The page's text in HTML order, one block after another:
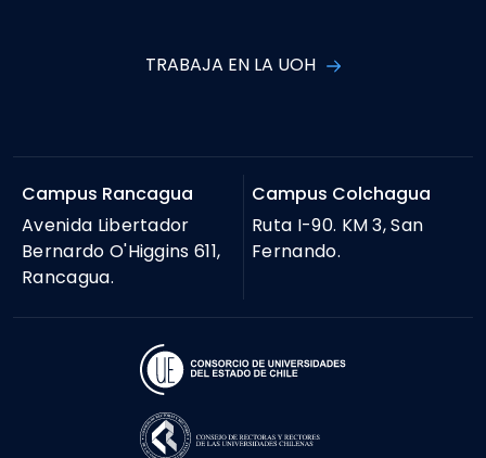
TRABAJA EN LA UOH
Campus Rancagua
Avenida Libertador
Bernardo O'Higgins 611,
Rancagua.
Campus Colchagua
Ruta I-90. KM 3, San
Fernando.